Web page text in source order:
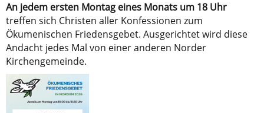
An jedem ersten Montag eines Monats um 18 Uhr
treffen sich Christen aller Konfessionen zum
Ökumenischen Friedensgebet. Ausgerichtet wird diese
Andacht jedes Mal von einer anderen Norder
Kirchengemeinde.